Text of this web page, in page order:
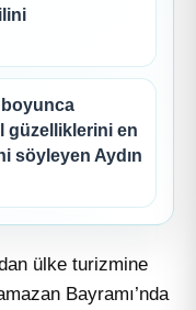
boyunca
güzelliklerini en
söyleyen Aydın
ülke turizmine
Bayramı’nda